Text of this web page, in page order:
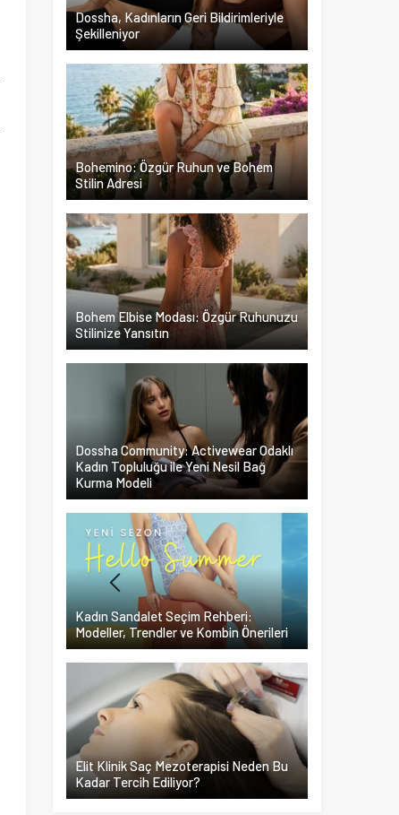
Dossha, Kadınların Geri Bildirimleriyle
Şekilleniyor
Bohemino: Özgür Ruhun ve Bohem
Stilin Adresi
Bohem Elbise Modası: Özgür Ruhunuzu
Stilinize Yansıtın
Dossha Community: Activewear Odaklı
Kadın Topluluğu ile Yeni Nesil Bağ
Kurma Modeli
Kadın Sandalet Seçim Rehberi:
Modeller, Trendler ve Kombin Önerileri
Elit Klinik Saç Mezoterapisi Neden Bu
Kadar Tercih Ediliyor?